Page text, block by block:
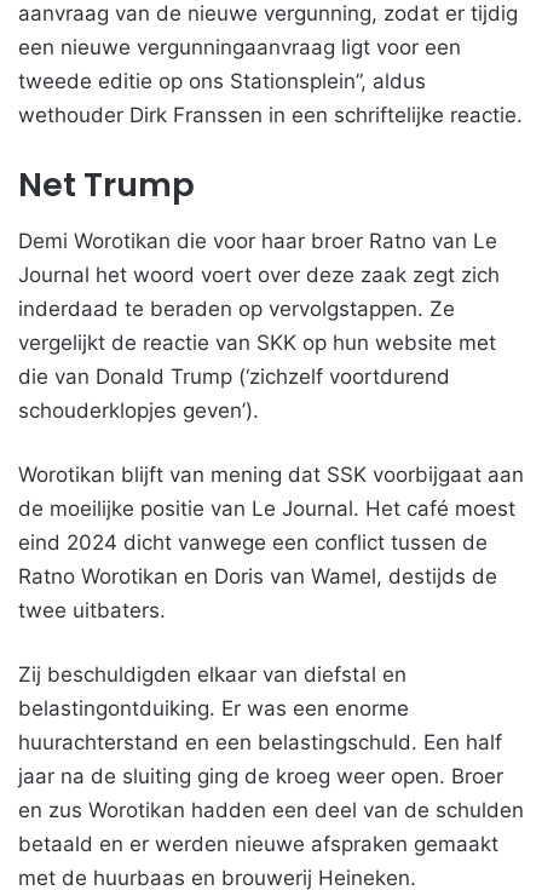
aanvraag van de nieuwe vergunning, zodat er tijdig
een nieuwe vergunningaanvraag ligt voor een
tweede editie op ons Stationsplein”, aldus
wethouder Dirk Franssen in een schriftelijke reactie.
Net Trump
Demi Worotikan die voor haar broer Ratno van Le
Journal het woord voert over deze zaak zegt zich
inderdaad te beraden op vervolgstappen. Ze
vergelijkt de reactie van SKK op hun website met
die van Donald Trump (‘zichzelf voortdurend
schouderklopjes geven’).
Worotikan blijft van mening dat SSK voorbijgaat aan
de moeilijke positie van Le Journal. Het café moest
eind 2024 dicht vanwege een conflict tussen de
Ratno Worotikan en Doris van Wamel, destijds de
twee uitbaters.
Zij beschuldigden elkaar van diefstal en
belastingontduiking. Er was een enorme
huurachterstand en een belastingschuld. Een half
jaar na de sluiting ging de kroeg weer open. Broer
en zus Worotikan hadden een deel van de schulden
betaald en er werden nieuwe afspraken gemaakt
met de huurbaas en brouwerij Heineken.